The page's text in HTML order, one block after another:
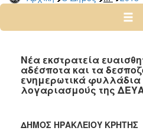
2024
2022
2021
2019
Νέα εκστρατεία
αδέσποτα και τα
ενημερωτικά φυλλάδια
λογαριασμούς της
ΔΗΜΟΣ ΗΡΑΚΛΕΙΟΥ ΚΡΗΤΗΣ